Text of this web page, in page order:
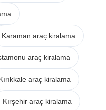
Karaman araç kiralama
araç kiralama
Kırıkkale araç kiralama
Kırşehir araç kiralama